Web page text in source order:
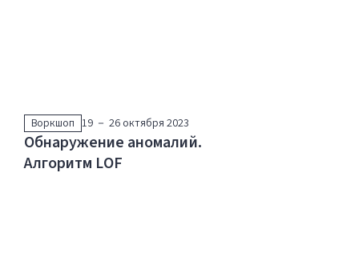
Воркшоп 19 － 26 октября 2023
Обнаружение аномалий.
Алгоритм LOF